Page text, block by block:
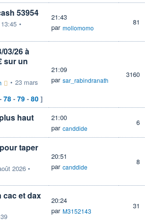
53954
13:45 •
21:43
par mollomomo
81
03/26 à
sur un
• 23 mars
- 78 - 79 - 80 ]
21:09
par sar_rabindranath
3160
haut
21:00
par canddide
6
taper
2026 •
20:51
par canddide
8
cac et dax
20:24
par M3152143
31